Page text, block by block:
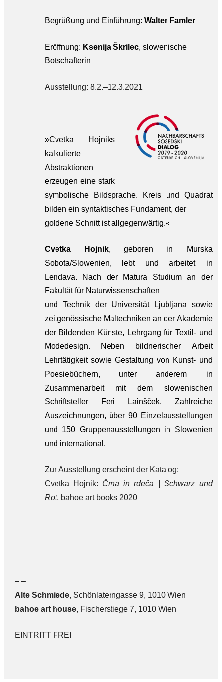
Begrüßung und Einführung: Walter Famler
Eröffnung: Ksenija Škrilec, slowenische
Botschafterin
Ausstellung: 8.2.–12.3.2021
»Cvetka Hojniks
kalkulierte
Abstraktionen
erzeugen eine stark
symbolische Bildsprache. Kreis und Quadrat
bilden ein syntaktisches Fundament, der
goldene Schnitt ist allgegenwärtig.«
Cvetka Hojnik, geboren in Murska
Sobota/Slowenien, lebt und arbeitet in
Lendava. Nach der Matura Studium an der
Fakultät für Naturwissenschaften
und Technik der Universität Ljubljana sowie
zeitgenössische Maltechniken an der Akademie
der Bildenden Künste, Lehrgang für Textil- und
Modedesign. Neben bildnerischer Arbeit
Lehrtätigkeit sowie Gestaltung von Kunst- und
Poesiebüchern, unter anderem in
Zusammenarbeit mit dem slowenischen
Schriftsteller Feri Lainšček. Zahlreiche
Auszeichnungen, über 90 Einzelausstellungen
und 150 Gruppenausstellungen in Slowenien
und international.
Zur Ausstellung erscheint der Katalog:
Cvetka Hojnik: Črna in rdeča | Schwarz und
Rot, bahoe art books 2020
– –
Alte Schmiede, Schönlaterngasse 9, 1010 Wien
bahoe art house, Fischerstiege 7, 1010 Wien
EINTRITT FREI